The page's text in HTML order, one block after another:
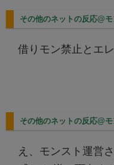
その他のネットの反応@
借りモン禁止とエ
その他のネットの反応@
え、モンスト運営